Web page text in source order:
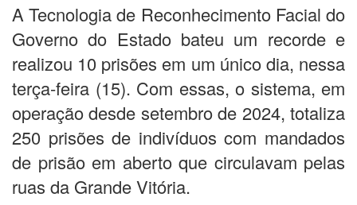
A Tecnologia de Reconhecimento Facial do
Governo do Estado bateu um recorde e
realizou 10 prisões em um único dia, nessa
terça-feira (15). Com essas, o sistema, em
operação desde setembro de 2024, totaliza
250 prisões de indivíduos com mandados
de prisão em aberto que circulavam pelas
ruas da Grande Vitória.